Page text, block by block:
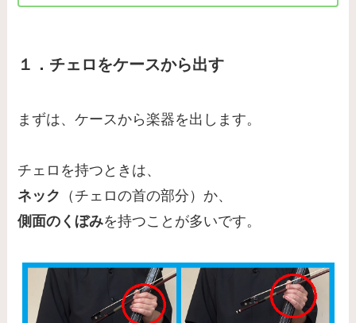
１．チェロをケースから出す
まずは、ケースから楽器を出します。
チェロを持つときは、
ネック
（チェロの首の部分）か、
側面のくぼみを持つことが多いです。